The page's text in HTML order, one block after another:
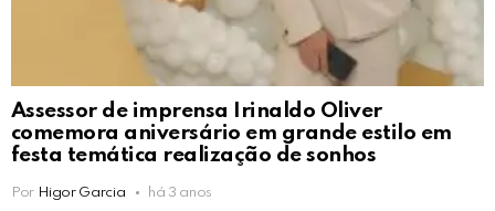
Assessor de imprensa Irinaldo Oliver
comemora aniversário em grande estilo em
festa temática realização de sonhos
Por Higor Garcia há 3 anos